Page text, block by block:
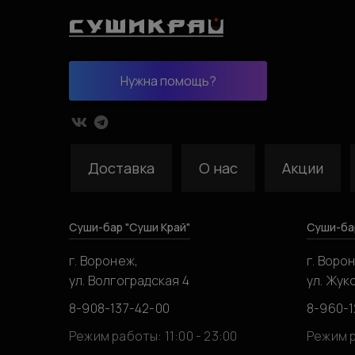
Нужна помощь?
Доставка О нас Акции
Суши-бар "Суши Край"
г. Воронеж,
ул. Волгоградская 4
8-908-137-42-00
Режим работы: 11:00 - 23:00
Суши-
г.
ул.
8-960-
Режим